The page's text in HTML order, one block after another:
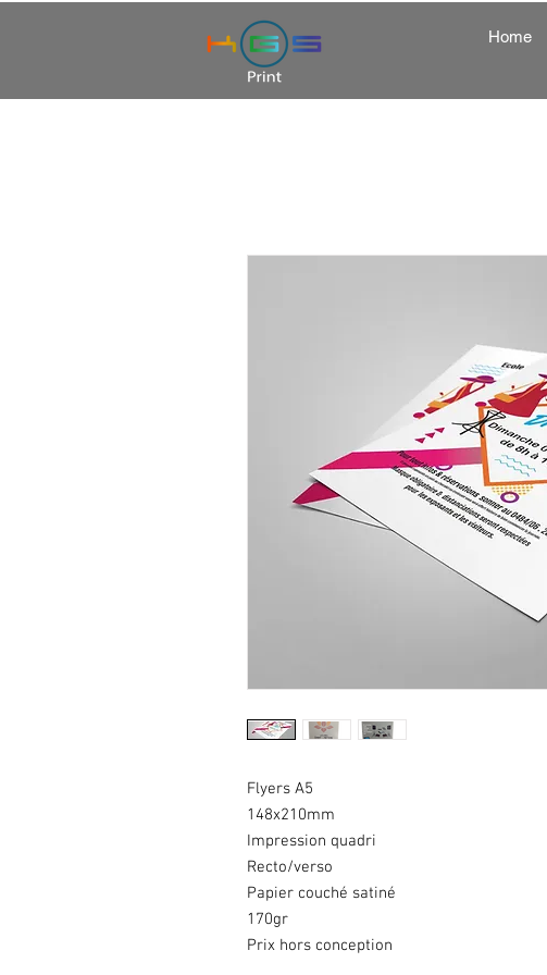
Home
Flyers A5
148x210mm
Impression quadri
Recto/verso
Papier couché satiné
170gr
Prix hors conception